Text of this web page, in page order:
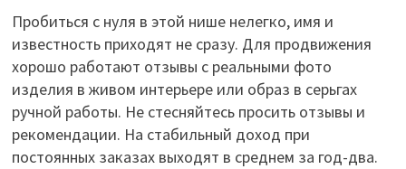
Пробиться с нуля в этой нише нелегко, имя и
известность приходят не сразу. Для продвижения
хорошо работают отзывы с реальными фото
изделия в живом интерьере или образ в серьгах
ручной работы. Не стесняйтесь просить отзывы и
рекомендации. На стабильный доход при
постоянных заказах выходят в среднем за год-два.